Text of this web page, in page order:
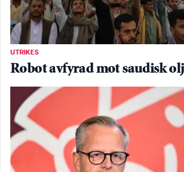
UTRIKES
Robot avfyrad mot saudisk